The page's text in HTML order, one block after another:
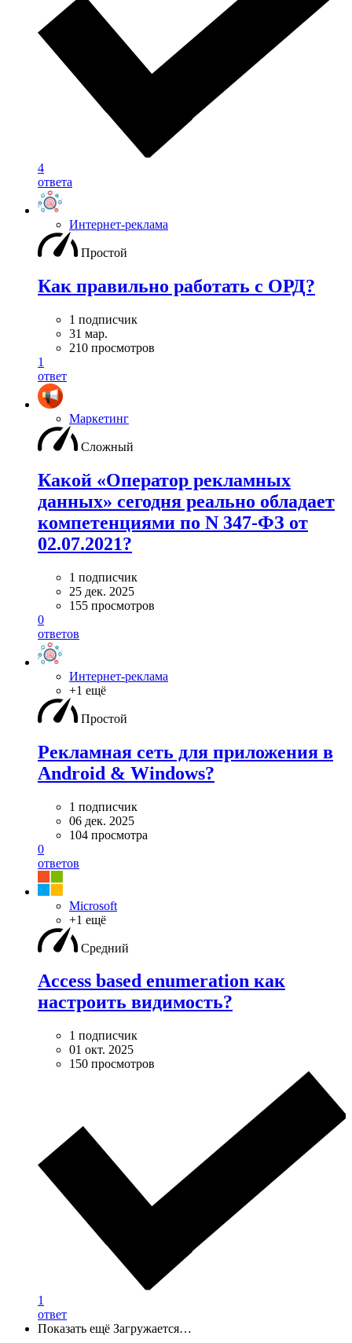
4
ответа
Интернет-реклама
Простой
Как правильно работать с ОРД?
1 подписчик
31 мар.
210 просмотров
1
ответ
Маркетинг
Сложный
Какой «Оператор рекламных
данных» сегодня реально обладает
компетенциями по N 347-ФЗ от
02.07.2021?
1 подписчик
25 дек. 2025
155 просмотров
0
ответов
Интернет-реклама
+1 ещё
Простой
Рекламная сеть для приложения в
Android & Windows?
1 подписчик
06 дек. 2025
104 просмотра
0
ответов
Microsoft
+1 ещё
Средний
Access based enumeration как
настроить видимость?
1 подписчик
01 окт. 2025
150 просмотров
1
ответ
Показать ещё Загружается…